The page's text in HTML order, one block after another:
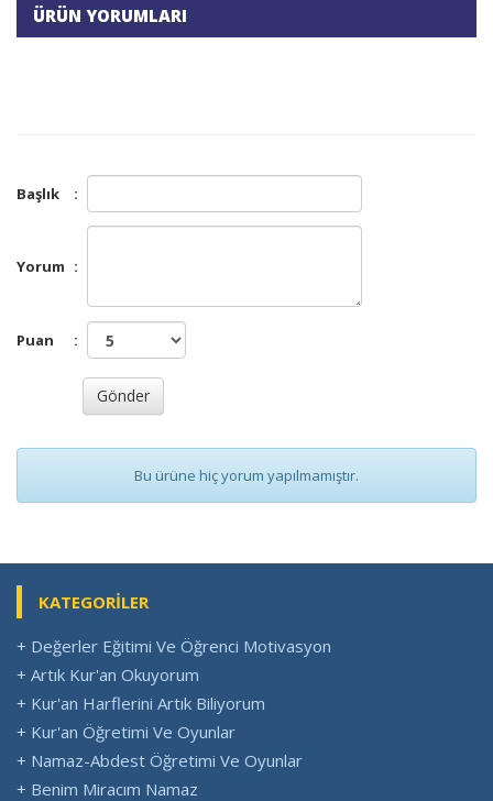
ÜRÜN YORUMLARI
Başlık :
Yorum :
Puan :
Bu ürüne hiç yorum yapılmamıştır.
KATEGORİLER
+ Değerler Eğitimi Ve Öğrenci Motivasyon
+ Artık Kur'an Okuyorum
+ Kur'an Harflerini Artık Biliyorum
+ Kur'an Öğretimi Ve Oyunlar
+ Namaz-Abdest Öğretimi Ve Oyunlar
+ Benim Miracım Namaz